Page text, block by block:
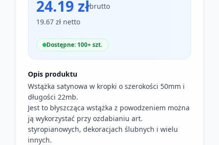
24.19 złbrutto
19.67 zł netto
Dostępne: 100+ szt.
Opis produktu
Wstążka satynowa w kropki o szerokości 50mm i
długości 22mb.
Jest to błyszcząca wstążka z powodzeniem można
ją wykorzystać przy ozdabianiu art.
styropianowych, dekoracjach ślubnych i wielu
innych.